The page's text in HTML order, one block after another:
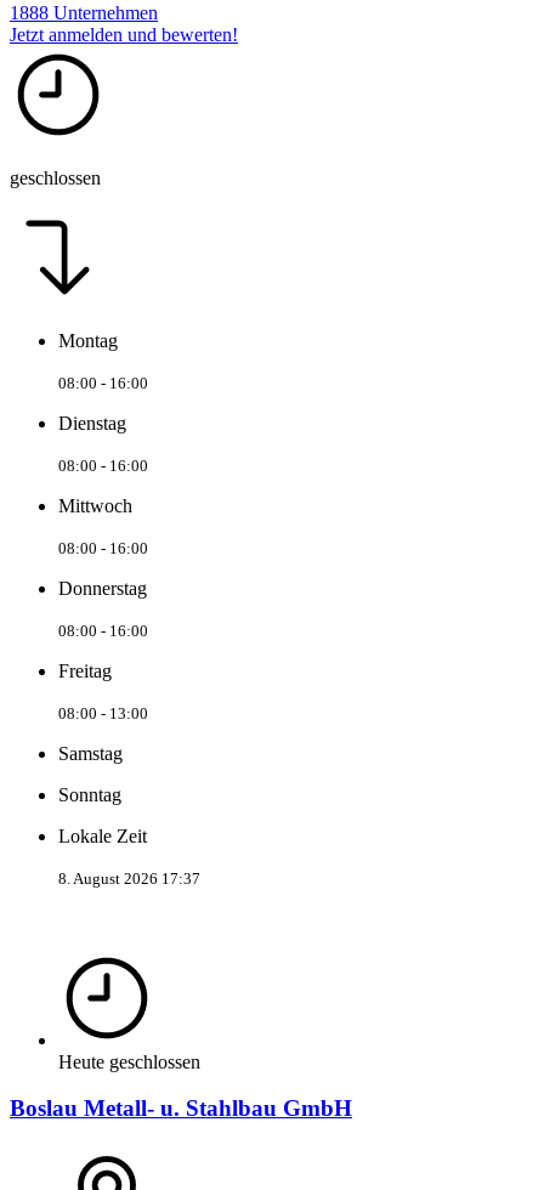
1888 Unternehmen
Jetzt anmelden und bewerten!
geschlossen
Montag
08:00 - 16:00
Dienstag
08:00 - 16:00
Mittwoch
08:00 - 16:00
Donnerstag
08:00 - 16:00
Freitag
08:00 - 13:00
Samstag
Sonntag
Lokale Zeit
8. August 2026 17:37
Heute geschlossen
Boslau Metall- u. Stahlbau GmbH